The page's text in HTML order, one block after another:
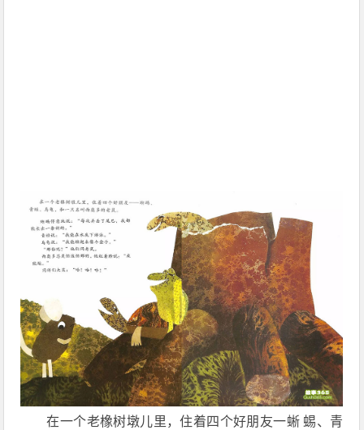
在一个老橡树墩儿里，住着四个好朋友一蜥 蜴、青